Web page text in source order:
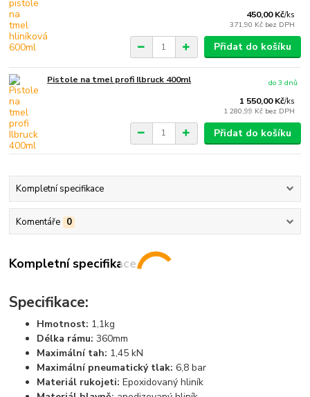
450,00 Kč/ks
371,90 Kč bez DPH
Přidat do košíku
Pistole na tmel profi Ilbruck 400ml
1 550,00 Kč/ks
1 280,99 Kč bez DPH
do 3 dnů
Přidat do košíku
Kompletní specifikace
Komentáře 0
Kompletní specifikace
Specifikace:
Hmotnost: 1,1kg
Délka rámu: 360mm
Maximální tah: 1,45 kN
Maximální pneumatický tlak: 6,8 bar
Materiál rukojeti: Epoxidovaný hliník